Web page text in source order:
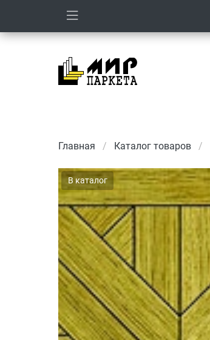
Главная Каталог товаров
В каталог